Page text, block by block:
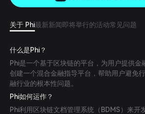
关于 Phi最新新闻即将举行的活动常见问题
什么是Phi？
Phi是一个基于区块链的平台，为用户提供金
创建一个混合金融指导平台，帮助用户避免
融行业的根本性问题。
Phi如何运作？
Phi利用区块链文档管理系统（BDMS）来开